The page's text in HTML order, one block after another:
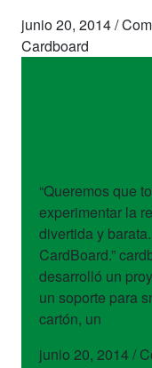
junio 20, 2014/
Cardboard
“Queremos que
experimentar la
divertida y
CardBoard.”
desarrolló un
un soporte para
cartón, un
junio 20, 2014/